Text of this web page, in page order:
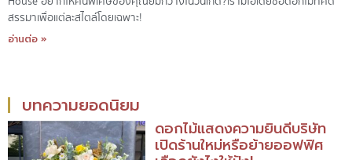
สรรมาเพื่อแต่ละสไตล์โดยเฉพาะ!
อ่านต่อ »
บทความยอดนิยม
ดอกไม้แสดงความยินดีบริษัท
เปิดร้านใหม่หรือย้ายออฟฟิศ